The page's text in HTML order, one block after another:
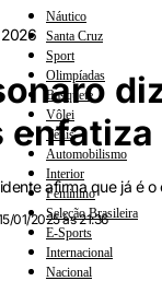
Náutico
Santa Cruz
Sport
Olimpíadas
Basquete
Vôlei
Tênis
Automobilismo
Interior
Feminino
Seleção Brasileira
E-Sports
Internacional
Nacional
2026
afirma que já é
01/2025 às 21:36